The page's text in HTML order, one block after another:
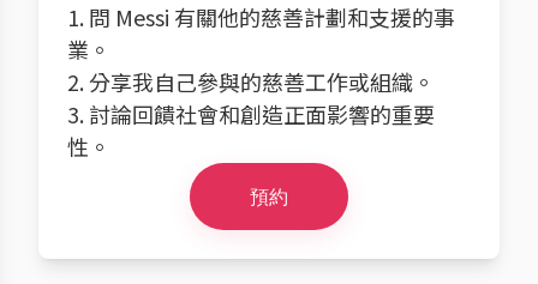
1. 問 Messi 有關他的慈善計劃和支援的事
業。
2. 分享我自己參與的慈善工作或組織。
3. 討論回饋社會和創造正面影響的重要
性。
預約